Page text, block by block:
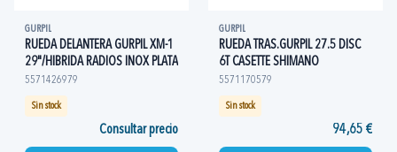
GURPIL
RUEDA DELANTERA GURPIL XM-1
29"/HIBRIDA RADIOS INOX PLATA
5571426979
Sin stock
Consultar precio
GURPIL
RUEDA TRAS.GURPIL 27.5 DISC
6T CASETTE SHIMANO
5571170579
Sin stock
94,65 €